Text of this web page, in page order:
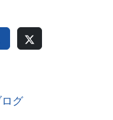
グ